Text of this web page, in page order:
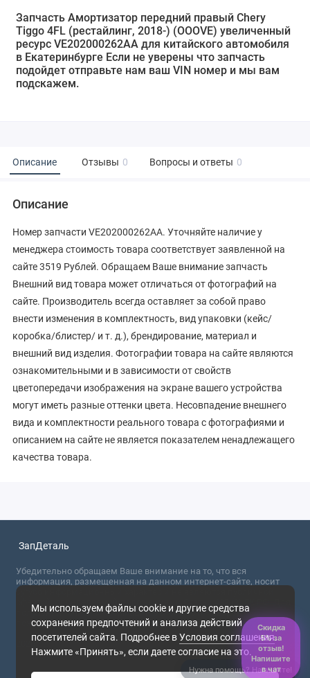
Запчасть Амортизатор передний правый Chery
Tiggo 4FL (рестайлинг, 2018-) (OOOVE) увеличенный
ресурс VE202000262AA для китайского автомобиля
в Екатеринбурге Если не уверены что запчасть
подойдет отправьте нам ваш VIN номер и мы вам
подскажем.
Описание Отзывы 0 Вопросы и ответы 0
Описание
Номер запчасти VE202000262AA. Уточняйте наличие у
менеджера стоимость товара соответствует заявленной на
сайте 3519 Рублей. Обращаем Ваше внимание запчасть
Внешний вид товара может отличаться от фотографий на
сайте. Производитель всегда оставляет за собой право
внести изменения в комплектность, вид упаковки (кейс/
коробка/блистер/ и т. д.), брендирование, материал и
внешний вид изделия. Фотографии товара на сайте являются
ознакомительными и в зависимости от свойств
цветопередачи изображения на экране вашего устройства
могут иметь разные оттенки цвета. Несовпадение внешнего
вида и комплектности реального товара с фотографиями и
описанием на сайте не является показателем ненадлежащего
качества товара.
Мы используем файлы cookie и другие средства
сохранения предпочтений и анализа действий
посетителей сайта. Подробнее вУсловия соглашения.
Нажмите «Принять», если даете согласие на это.
ЗапДеталь
Убедительно обращаем Ваше внимание на то, что вся
информация, размещенная на данном интернет-сайте, носит
сугубо информационный характер и не являются публичной
офертой, определяемой положениями Статьи 437 (2) ГК РФ. Для
получения точной информации о стоимости товаров,
пожалуйста, обращайтесь в ближайший офис продаж.
2026
Нужна помощь? Напишите!
Скидка
5% за
отзыв!
Напишите
в чат